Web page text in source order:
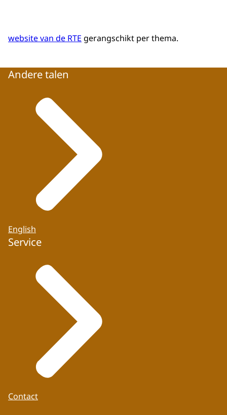
website van de RTE gerangschikt per thema.
Andere talen
English
Service
Contact